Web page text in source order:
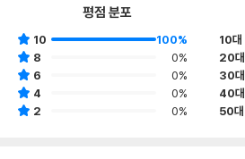
평점 분포
10
100%
8
0%
6
0%
4
0%
2
0%
10대
20대
30대
40대
50대